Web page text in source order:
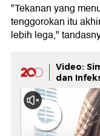
"Tekanan yang
tenggorokan itu
lebih lega,"
Video:
dan